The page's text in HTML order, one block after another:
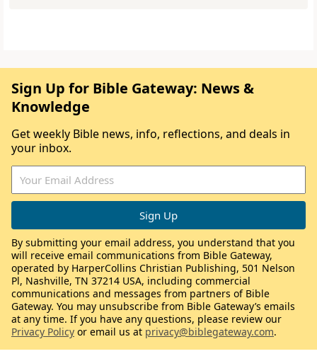
Sign Up for Bible Gateway: News &
Knowledge
Get weekly Bible news, info, reflections, and deals in
your inbox.
By submitting your email address, you understand that you
will receive email communications from Bible Gateway,
operated by HarperCollins Christian Publishing, 501 Nelson
Pl, Nashville, TN 37214 USA, including commercial
communications and messages from partners of Bible
Gateway. You may unsubscribe from Bible Gateway’s emails
at any time. If you have any questions, please review our
Privacy Policy or email us at privacy@biblegateway.com.